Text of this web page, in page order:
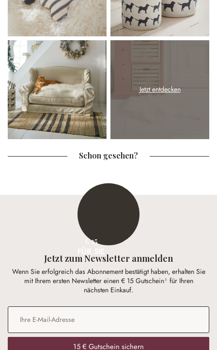
Jetzt entdecken
Schon gesehen?
€ 15
Jetzt zum Newsletter anmelden
Wenn Sie erfolgreich das Abonnement bestätigt haben, erhalten Sie
mit Ihrem ersten Newsletter einen € 15 Gutschein¹ für Ihren
nächsten Einkauf.
E-Mail-Adresse*
15 € Gutschein sichern